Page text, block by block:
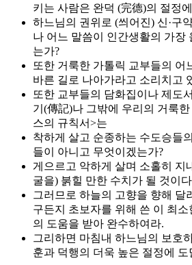
키는 사람은 완덕 (完德)의 절정
하느님의 권위로 (씌어진) 신·구
나 어느 말씀이 인간생활의 가장
는가?
또한 거룩한 가톨릭 교부들의 어
바른 길로 나아가라고 소리치고
또한 교부들의 담화집이나 제도
기(傳記)나 그밖에 우리의 거룩
스의 규칙서>는
착하게 살고 순종하는 수도승들
들이 아니고 무엇이겠는가?
게으르고 악하게 살며 소홀히 지
굴을) 붉힐 만한 수치가 될 것이
그러므로 하늘의 고향을 향해 달
구든지 초보자를 위해 쓴 이 최
의 도움을 받아 완수하여라.
그리하면 마침내 하느님의 보호
훈과 덕행의 더욱 높은 절정에